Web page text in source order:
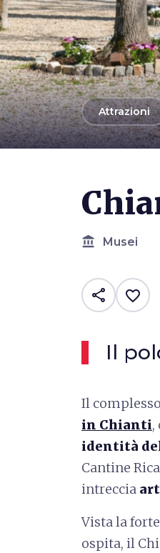
arrow_backAttrazioni
account_balance Musei
share favorite_border
Il
Il
in Chianti,
identità
Cantine
intreccia
Vista la
ospita, il